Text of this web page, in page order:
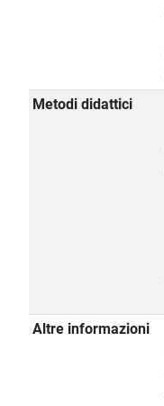
Metodi didattici
Altre informazioni